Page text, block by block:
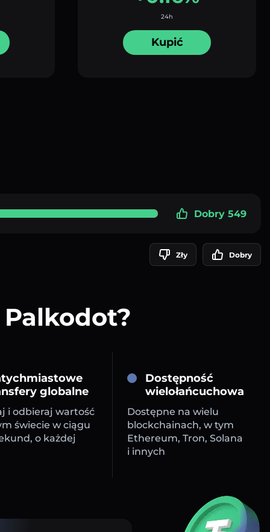
24h
Kupić
Dobry 549
Zły Dobry
globalne
i odbieraj wartość
świecie w ciągu
o każdej
Dostępność
wielołańcuchowa
Dostępne na wielu
blockchainach, w tym
Ethereum, Tron, Solana
i innych